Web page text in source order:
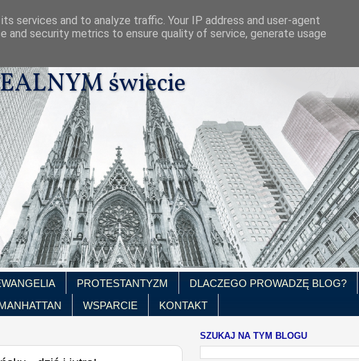
świecie
PROTESTANTYZM
DLACZEGO PROWADZĘ BLOG?
WSPARCIE KONTAKT
SZUKAJ NA TYM BLOGU
services and to analyze traffic. Your IP address and user-agent
and security metrics to ensure quality of service, generate usage